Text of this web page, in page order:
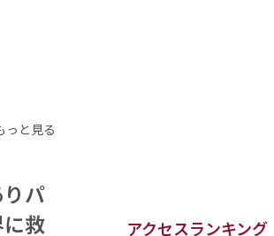
っと見る
パ
救
アクセスランキング